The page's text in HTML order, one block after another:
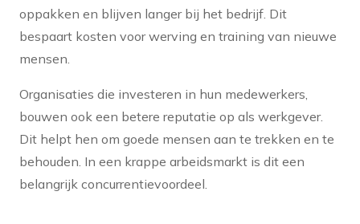
oppakken en blijven langer bij het bedrijf. Dit
bespaart kosten voor werving en training van nieuwe
mensen.
Organisaties die investeren in hun medewerkers,
bouwen ook een betere reputatie op als werkgever.
Dit helpt hen om goede mensen aan te trekken en te
behouden. In een krappe arbeidsmarkt is dit een
belangrijk concurrentievoordeel.